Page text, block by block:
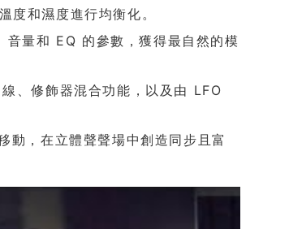
度和濕度進行均衡化。
音量和 EQ 的參數，獲得最自然的模
、修飾器混合功能，以及由 LFO
動，在立體聲聲場中創造同步且富